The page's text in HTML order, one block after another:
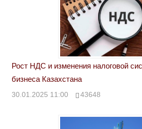
Рост НДС и изменения налоговой
бизнеса Казахстана
30.01.2025 11:00 43648